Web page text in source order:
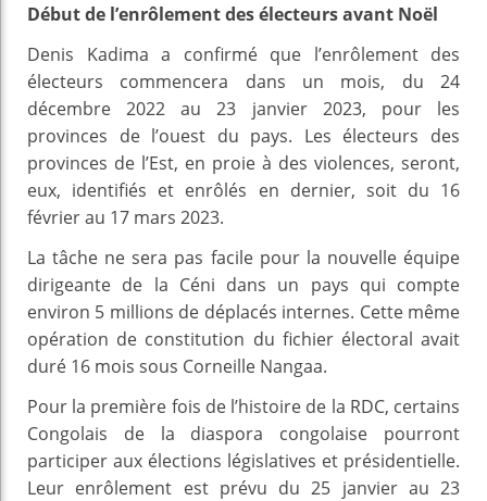
Début de l’enrôlement des électeurs avant Noël
Denis Kadima a confirmé que l’enrôlement des
électeurs commencera dans un mois, du 24
décembre 2022 au 23 janvier 2023, pour les
provinces de l’ouest du pays. Les électeurs des
provinces de l’Est, en proie à des violences, seront,
eux, identifiés et enrôlés en dernier, soit du 16
février au 17 mars 2023.
La tâche ne sera pas facile pour la nouvelle équipe
dirigeante de la Céni dans un pays qui compte
environ 5 millions de déplacés internes. Cette même
opération de constitution du fichier électoral avait
duré 16 mois sous Corneille Nangaa.
Pour la première fois de l’histoire de la RDC, certains
Congolais de la diaspora congolaise pourront
participer aux élections législatives et présidentielle.
Leur enrôlement est prévu du 25 janvier au 23